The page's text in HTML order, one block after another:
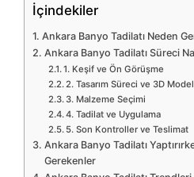
İçindekiler
Ankara Banyo Tadilatı Neden
Ankara Banyo Tadilatı Süreci
1. Keşif ve Ön Görüşme
2. Tasarım Süreci ve 3D
3. Malzeme Seçimi
4. Tadilat ve Uygulama
5. Son Kontroller ve Teslimat
Ankara Banyo Tadilatı
Gerekenler